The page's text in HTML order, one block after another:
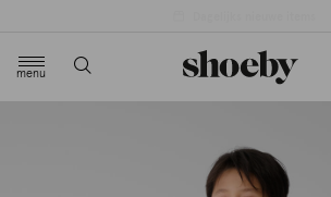
menu